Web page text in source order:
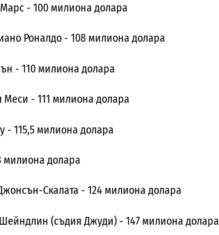
- 100 милиона долара
Роналдо - 108 милиона долара
- 110 милиона долара
Меси - 111 милиона долара
- 115,5 милиона долара
милиона долара
Скалата - 124 милиона долара
(съдия Джуди) - 147 милиона долара